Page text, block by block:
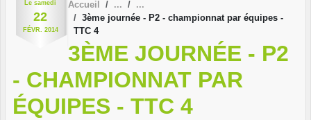
Le samedi
22
FÉVR. 2014
Accueil
3ème journée - P2 - championnat par équipes -
TTC 4
3ÈME JOURNÉE - P2
- CHAMPIONNAT PAR
ÉQUIPES - TTC 4